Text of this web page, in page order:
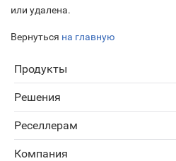
или удалена.
Вернуться на главную
Продукты
Решения
Реселлерам
Компания